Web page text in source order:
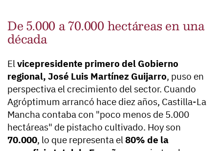
De 5.000 a 70.000 hectáreas en una
década
Elvicepresidente primero del Gobierno
regional, José Luis Martínez Guijarro, puso en
perspectiva el crecimiento del sector. Cuando
Agróptimum arrancó hace diez años, Castilla-La
Mancha contaba con "poco menos de 5.000
hectáreas" de pistacho cultivado. Hoy son
70.000, lo que representa el80% de la